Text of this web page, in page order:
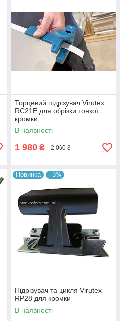
Торцевий підрізувач Virutex
RC21E для обрізки тонкої
кромки
В наявності
1 980 ₴ 2 060 ₴
Новинка –3%
Підрізувач та цикля Virutex
RP28 для кромки
В наявності